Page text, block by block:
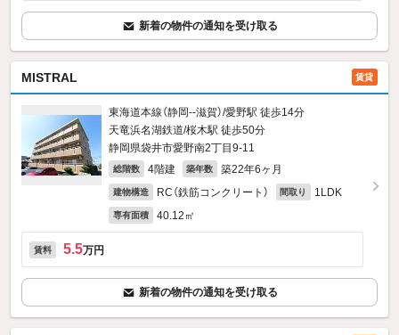
新着の物件の通知を受け取る
MISTRAL 賃貸
東海道本線（静岡--滋賀）/愛野駅 徒歩14分
天竜浜名湖鉄道/桜木駅 徒歩50分
静岡県袋井市愛野南2丁目9‐11
総階数 4階建 築年数 築22年6ヶ月
建物構造 RC（鉄筋コンクリート） 間取り 1LDK
専有面積 40.12㎡
賃料 5.5万円
新着の物件の通知を受け取る